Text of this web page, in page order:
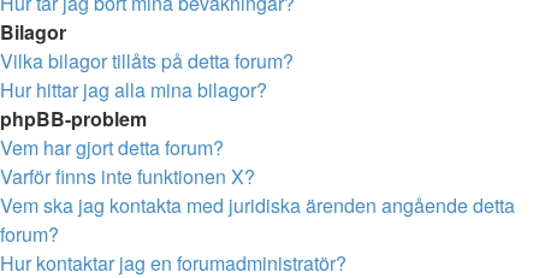
Bilagor
Vilka bilagor tillåts på detta forum?
Hur hittar jag alla mina bilagor?
phpBB-problem
Vem har gjort detta forum?
Varför finns inte funktionen X?
Vem ska jag kontakta med juridiska ärenden angående detta
forum?
Hur kontaktar jag en forumadministratör?